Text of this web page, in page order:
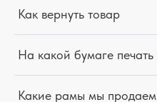
Как вернуть товар
На какой бумаге печать
Какие рамы мы продаем